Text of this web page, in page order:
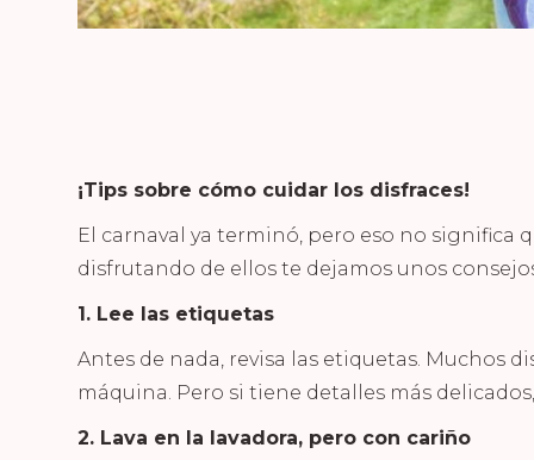
¡Tips sobre cómo cuidar los disfraces!
El carnaval ya terminó, pero eso no significa
disfrutando de ellos te dejamos unos
1. Lee las etiquetas
Antes de nada, revisa las etiquetas. Muchos
máquina. Pero si tiene detalles más
2. Lava en la lavadora, pero con cariño